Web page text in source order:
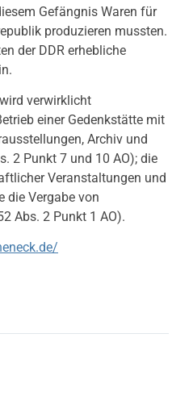
Gefängnis Waren für
produzieren mussten.
der DDR erhebliche
verwirklicht
einer Gedenkstätte mit
Archiv und
2 Punkt 7 und 10 AO); die
Veranstaltungen und
die Vergabe von
Abs. 2 Punkt 1 AO).